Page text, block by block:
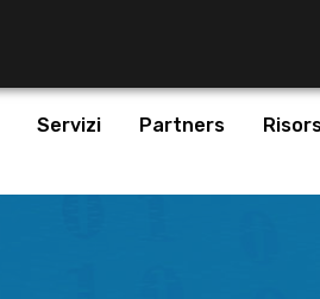
Servizi Partners